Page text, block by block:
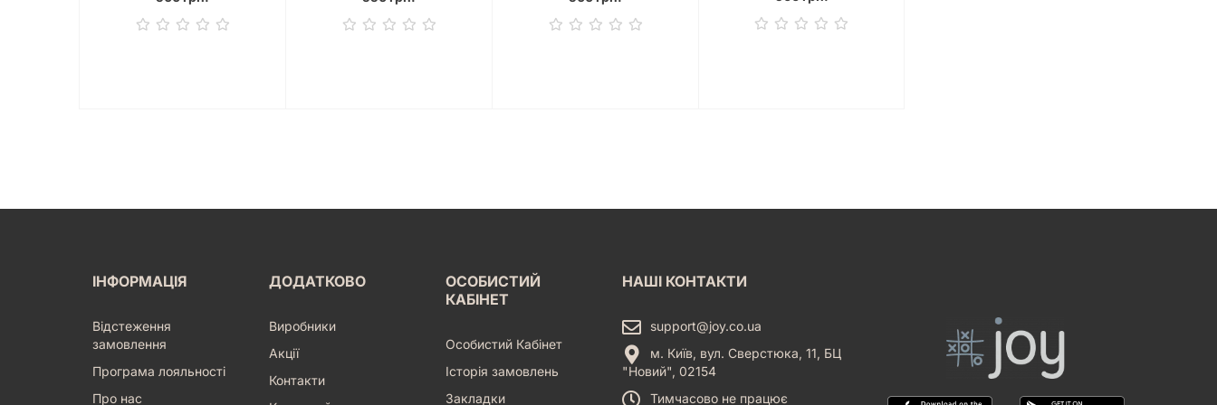
ІНФОРМАЦІЯ
Відстеження
замовлення
Програма лояльності
Про нас
ДОДАТКОВО
Виробники
Акції
Контакти
ОСОБИСТИЙ
КАБІНЕТ
Особистий Кабінет
Історія замовлень
Закладки
НАШІ КОНТАКТИ
support@joy.co.ua
м. Київ, вул. Сверстюка, 11, БЦ
"Новий", 02154
Тимчасово не працює